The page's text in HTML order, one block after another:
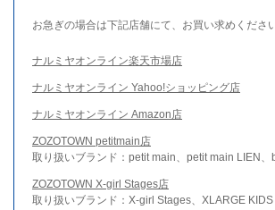
お急ぎの場合は下記店舗にて、お買い求めください
ナルミヤオンライン楽天市場店
ナルミヤオンライン Yahoo!ショッピング店
ナルミヤオンライン Amazon店
ZOZOTOWN petitmain店
取り扱いブランド：petit main、petit main LIEN、
ZOZOTOWN X-girl Stages店
取り扱いブランド：X-girl Stages、XLARGE KIDS